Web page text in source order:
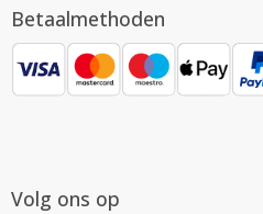
Betaalmethoden
Volg ons op